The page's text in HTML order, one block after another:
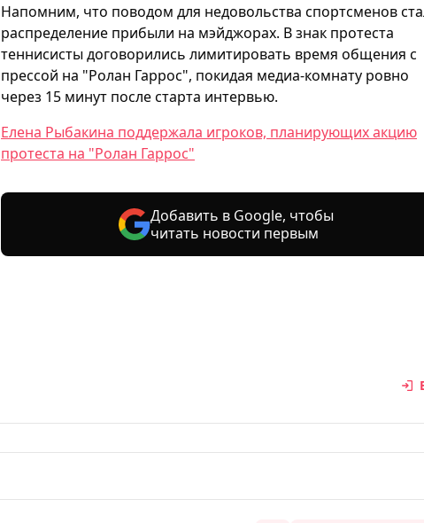
Напомним, что поводом для недовольства спортсменов
распределение прибыли на мэйджорах. В знак протеста
теннисисты договорились лимитировать время общения с
прессой на "Ролан Гаррос", покидая медиа-комнату ровно
через 15 минут после старта интервью.
Елена Рыбакина поддержала игроков, планирующих акцию
протеста на "Ролан Гаррос"
Добавить в Google, чтобы
читать новости первым